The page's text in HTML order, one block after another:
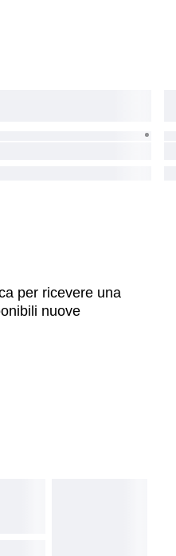
per ricevere una
nuove